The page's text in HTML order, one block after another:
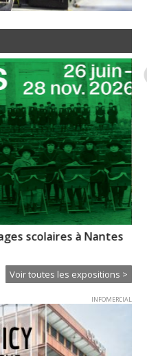
scolaires à Nantes
Voir toutes les expositions >
INFOMERCIAL